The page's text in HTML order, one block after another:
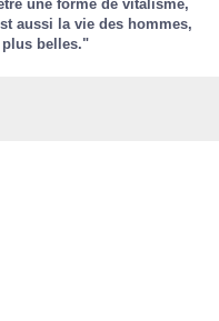
une forme de vitalisme,
aussi la vie des hommes,
belles."